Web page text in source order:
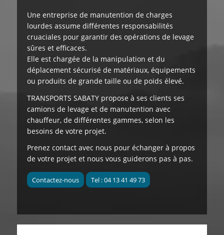
Une entreprise de manutention de charges
lourdes assume différentes responsabilités
cruaciales pour garantir des opérations de levage
sûres et efficaces.
Elle est chargée de la manipulation et du
déplacement sécurisé de matériaux, équipements
ou produits de grande taille ou de poids élevé.
TRANSPORTS SABATY propose à ses clients ses
camions de levage et de manutention avec
chauffeur, de différentes gammes, selon les
besoins de votre projet.
Prenez contact avec nous pour échanger à propos
de votre projet et nous vous guiderons pas à pas.
Contactez-nous Tel : 04 13 41 49 73